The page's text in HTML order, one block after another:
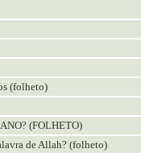
(folheto)
(FOLHETO)
de Allah? (folheto)